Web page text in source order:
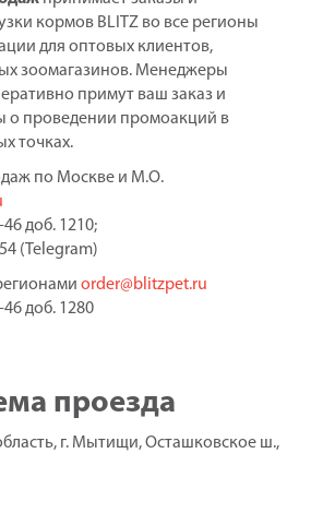
кормов BLITZ во все регионы
для оптовых клиентов,
зоомагазинов. Менеджеры
примут ваш заказ и
о проведении промоакций в
точках.
по Москве и М.О.
доб. 1210;
(Telegram)
order@blitzpet.ru
доб. 1280
проезда
г. Мытищи, Осташковское ш.,